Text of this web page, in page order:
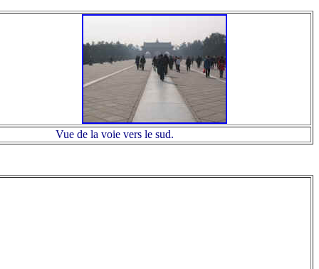
Vue de la voie vers le sud.